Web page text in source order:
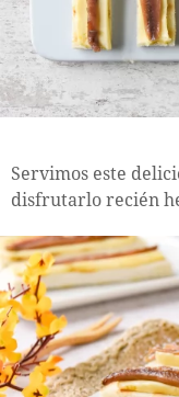
Servimos este
disfrutarlo recién